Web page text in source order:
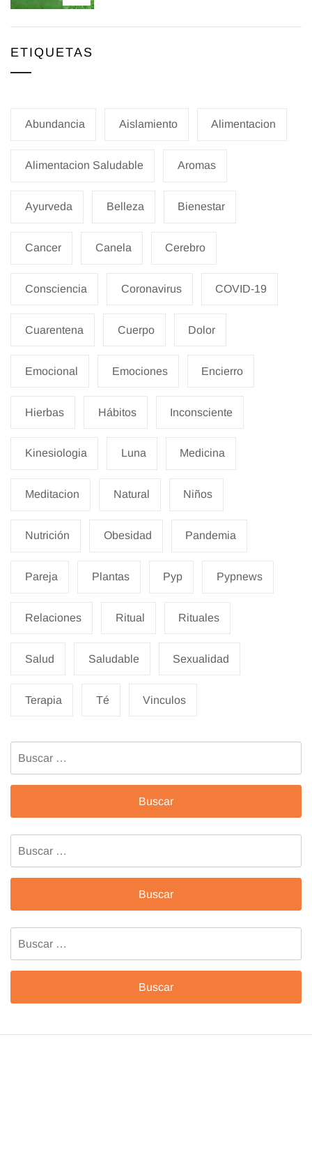
ETIQUETAS
Abundancia Aislamiento Alimentacion
Alimentacion Saludable Aromas
Ayurveda Belleza Bienestar
Cancer Canela Cerebro
Consciencia Coronavirus COVID-19
Cuarentena Cuerpo Dolor
Emocional Emociones Encierro
Hierbas Hábitos Inconsciente
Kinesiologia Luna Medicina
Meditacion Natural Niños
Nutrición Obesidad Pandemia
Pareja Plantas Pyp Pypnews
Relaciones Ritual Rituales
Salud Saludable Sexualidad
Terapia Té Vinculos